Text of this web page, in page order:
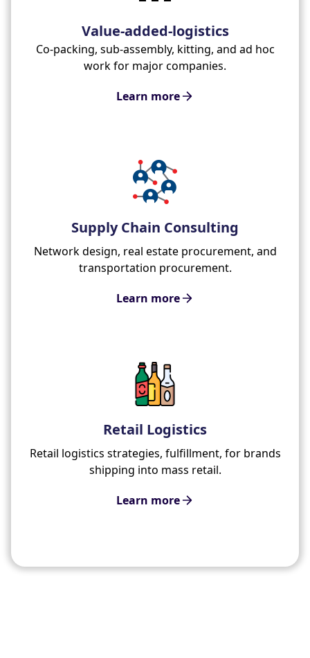
Value-added-logistics
Co-packing, sub-assembly, kitting, and ad hoc
work for major companies.
Learn more
Supply Chain Consulting
Network design, real estate procurement, and
transportation procurement.
Learn more
Retail Logistics
Retail logistics strategies, fulfillment, for brands
shipping into mass retail.
Learn more